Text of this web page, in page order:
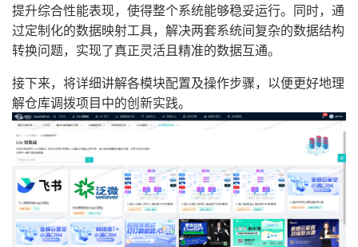
提升综合性能表现，使得整个系统能够稳妥运行。同时，通
过定制化的数据映射工具，解决两套系统间复杂的数据结构
转换问题，实现了真正灵活且精准的数据互通。
接下来，将详细讲解各模块配置及操作步骤，以便更好地理
解仓库调拨项目中的创新实践。